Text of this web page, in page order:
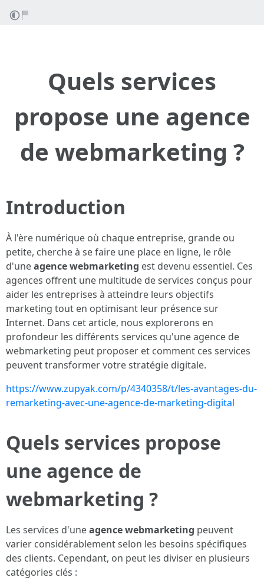
Quels services
propose une agence
de webmarketing ?
Introduction
À l'ère numérique où chaque entreprise, grande ou
petite, cherche à se faire une place en ligne, le rôle
d'uneagence webmarketing est devenu essentiel. Ces
agences offrent une multitude de services conçus pour
aider les entreprises à atteindre leurs objectifs
marketing tout en optimisant leur présence sur
Internet. Dans cet article, nous explorerons en
profondeur les différents services qu'une agence de
webmarketing peut proposer et comment ces services
peuvent transformer votre stratégie digitale.
https://www.zupyak.com/p/4340358/t/les-avantages-du-
remarketing-avec-une-agence-de-marketing-digital
Quels services propose
une agence de
webmarketing ?
Les services d'uneagence webmarketing peuvent
varier considérablement selon les besoins spécifiques
des clients. Cependant, on peut les diviser en plusieurs
catégories clés :